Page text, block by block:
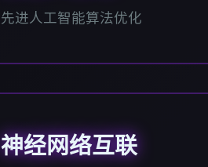
先进人工智能算法优化
神经网络互联